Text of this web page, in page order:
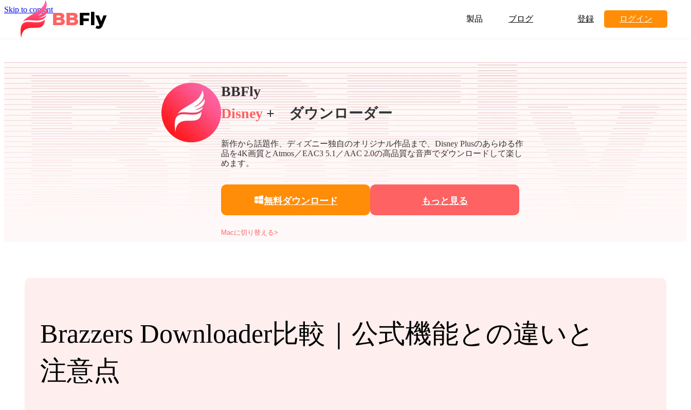
Skip to content
製品
ブログ 登録 ログイン
BBFly
Disney+ ダウンローダー
新作から話題作、ディズニー独自のオリジナル作品まで、Disney Plusのあらゆる作
品を4K画質とAtmos／EAC3 5.1／AAC 2.0の高品質な音声でダウンロードして楽し
めます。
無料ダウンロード もっと見る
Macに切り替える>
Brazzers Downloader比較｜公式機能との違いと
注意点